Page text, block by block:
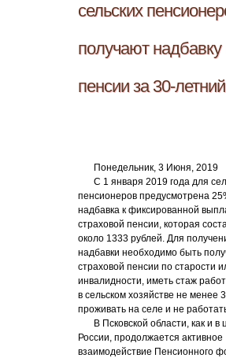
сельских
получают надбавку
пенсии за 30-
Понедельник, 3 Июня, 2019
С 1 января 2019 года для
пенсионеров предусмотрена
надбавка к фиксированной
страховой пенсии, которая
около 1333 рублей. Для
надбавки необходимо быть
страховой пенсии по старости
инвалидности, иметь стаж
в сельском хозяйстве не менее
проживать на селе и не
В Псковской области, как и в
России, продолжается активное
взаимодействие Пенсионного